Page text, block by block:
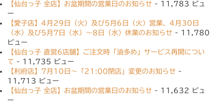
【仙台っ子 全店】お盆期間の営業日のお知らせ - 11,783 ビュ
ー
【愛子店】4月29日（火）及び5月6日（火）営業、4月30日
（水）及び5月7日（水）〜8日（水）休業のお知らせ - 11,780
ビュー
【仙台っ子 直営6店舗】ご注文時「油多め」サービス再開につい
て - 11,735 ビュー
【利府店】7月10日〜「21:00閉店」変更のお知らせ -
11,713 ビュー
【仙台っ子 全店】お盆期間の営業日のお知らせ - 11,632 ビュ
ー